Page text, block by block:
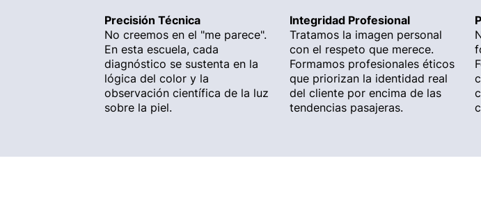
Precisión Técnica
No creemos en el "me parece".
En esta escuela, cada
diagnóstico se sustenta en la
lógica del color y la
observación científica de la luz
sobre la piel.
Integridad Profesional
Tratamos la imagen personal
con el respeto que merece.
Formamos profesionales éticos
que priorizan la identidad real
del cliente por encima de las
tendencias pasajeras.